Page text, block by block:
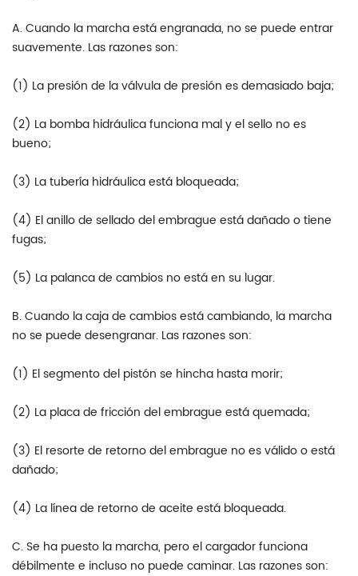
A. Cuando la marcha está engranada, no se puede entrar
suavemente. Las razones son:
(1) La presión de la válvula de presión es demasiado baja;
(2) La bomba hidráulica funciona mal y el sello no es
bueno;
(3) La tubería hidráulica está bloqueada;
(4) El anillo de sellado del embrague está dañado o tiene
fugas;
(5) La palanca de cambios no está en su lugar.
B. Cuando la caja de cambios está cambiando, la marcha
no se puede desengranar. Las razones son:
(1) El segmento del pistón se hincha hasta morir;
(2) La placa de fricción del embrague está quemada;
(3) El resorte de retorno del embrague no es válido o está
dañado;
(4) La línea de retorno de aceite está bloqueada.
C. Se ha puesto la marcha, pero el cargador funciona
débilmente e incluso no puede caminar. Las razones son: